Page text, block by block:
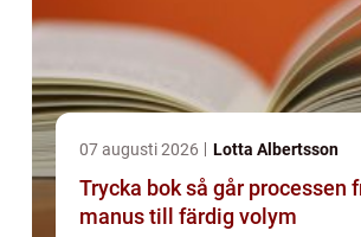
07 augusti 2026 Lotta Albertsson
Trycka bok så går processen från
manus till färdig volym